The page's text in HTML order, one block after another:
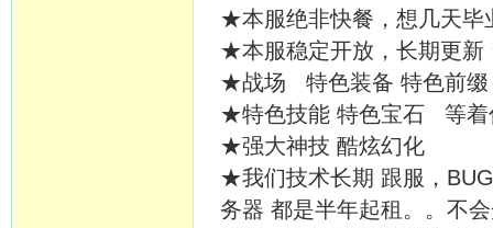
★本服绝非快餐，想几天毕
★本服稳定开放，长期更新
★战场 特色装备 特色前缀
★特色技能 特色宝石 等着
★强大神技 酷炫幻化
★我们技术长期 跟服，
务器 都是半年起租。。不